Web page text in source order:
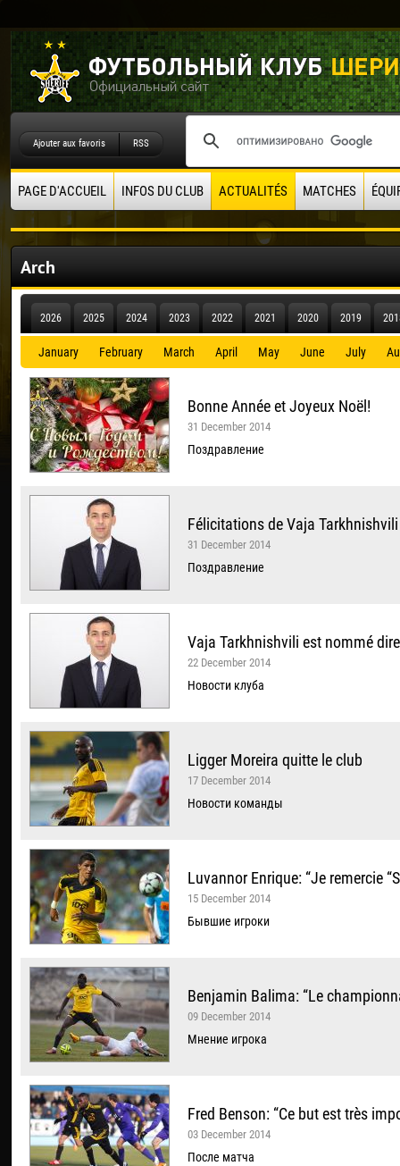
Ajouter aux favoris RSS
PAGE D'ACCUEIL INFOS DU CLUB ACTUALITÉS MATCHES
Arch
2026 2025 2024 2023 2022 2021 2020 2019
January February March April May June July
Bonne Année et Joyeux Noël!
31 December 2014
Поздравление
Félicitations de Vaja
31 December 2014
Поздравление
Vaja Tarkhnishvili est nommé
22 December 2014
Новости клуба
Ligger Moreira quitte le club
17 December 2014
Новости команды
Luvannor Enrique: “Je remercie
15 December 2014
Бывшие игроки
Benjamin Balima: “Le
09 December 2014
Мнение игрока
Fred Benson: “Ce but est très
03 December 2014
После матча